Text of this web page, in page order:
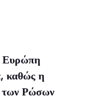
Ευρώπη
καθώς η
των Ρώσων